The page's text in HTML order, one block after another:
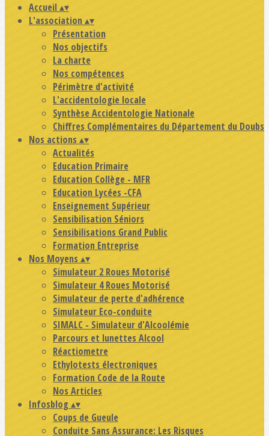
Accueil ▴▾
L'association ▴▾
Présentation
Nos objectifs
La charte
Nos compétences
Périmètre d'activité
L'accidentologie locale
Synthèse Accidentologie Nationale
Chiffres Complémentaires du Département du Doubs
Nos actions ▴▾
Actualités
Education Primaire
Education Collège - MFR
Education Lycées -CFA
Enseignement Supérieur
Sensibilisation Séniors
Sensibilisations Grand Public
Formation Entreprise
Nos Moyens ▴▾
Simulateur 2 Roues Motorisé
Simulateur 4 Roues Motorisé
Simulateur de perte d'adhérence
Simulateur Eco-conduite
SIMALC - Simulateur d'Alcoolémie
Parcours et lunettes Alcool
Réactiometre
Ethylotests électroniques
Formation Code de la Route
Nos Articles
Infosblog ▴▾
Coups de Gueule
Conduite Sans Assurance: Les Risques